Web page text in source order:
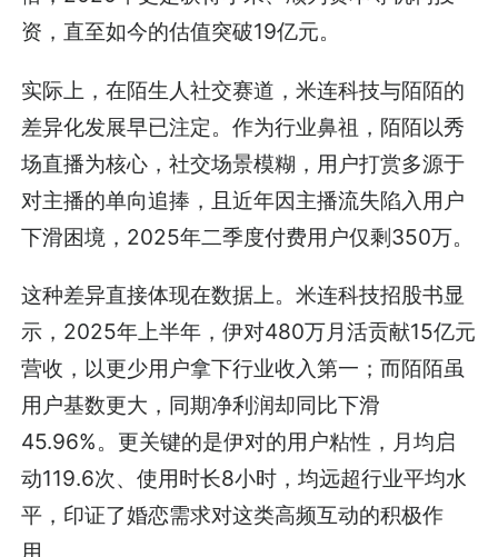
资，直至如今的估值突破19亿元。
实际上，在陌生人社交赛道，米连科技与陌陌的
差异化发展早已注定。作为行业鼻祖，陌陌以秀
场直播为核心，社交场景模糊，用户打赏多源于
对主播的单向追捧，且近年因主播流失陷入用户
下滑困境，2025年二季度付费用户仅剩350万。
这种差异直接体现在数据上。米连科技招股书显
示，2025年上半年，伊对480万月活贡献15亿元
营收，以更少用户拿下行业收入第一；而陌陌虽
用户基数更大，同期净利润却同比下滑
45.96%。更关键的是伊对的用户粘性，月均启
动119.6次、使用时长8小时，均远超行业平均水
平，印证了婚恋需求对这类高频互动的积极作
用。